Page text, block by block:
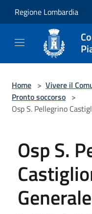
Regione Lombardia
Home > Vivere il
Pronto soccorso >
Osp S. Pellegrino
Osp S.
Generale